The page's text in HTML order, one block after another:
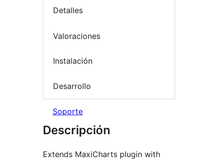
Detalles
Valoraciones
Instalación
Desarrollo
Soporte
Descripción
Extends MaxiCharts plugin with